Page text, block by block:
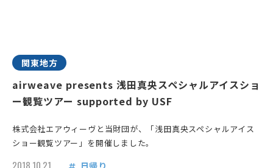
関東地方
airweave presents 浅田真央スペシャルアイスショ
ー観覧ツアー supported by USF
株式会社エアウィーヴと当財団が、「浅田真央スペシャルアイス
ショー観覧ツアー」を開催しました。
2018.10.21 日帰り